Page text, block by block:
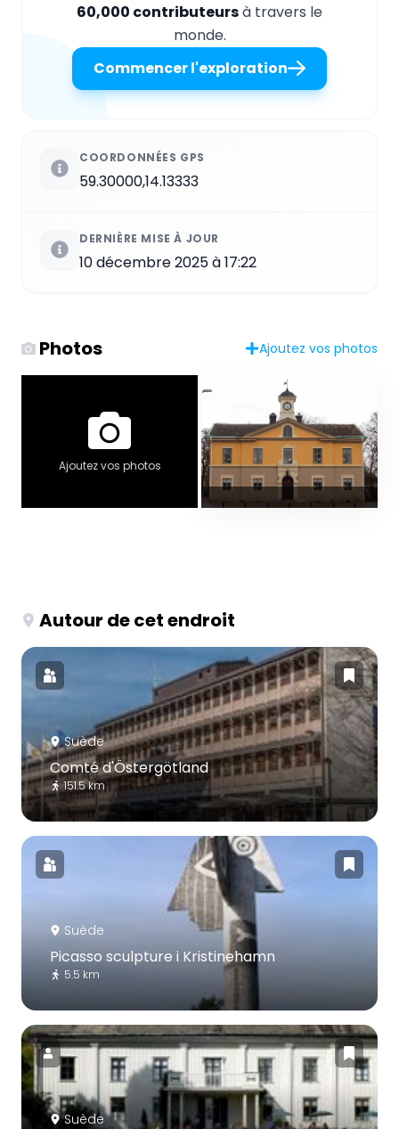
60,000 contributeursà travers le
monde.
Commencer l'exploration
COORDONNÉES GPS
59.30000,14.13333
DERNIÈRE MISE À JOUR
10 décembre 2025 à 17:22
Photos Ajoutez vos photos
Ajoutez vos photos
Autour de cet endroit
Suède
Comté d'Östergötland
151.5 km
Suède
Picasso sculpture i Kristinehamn
5.5 km
Suède